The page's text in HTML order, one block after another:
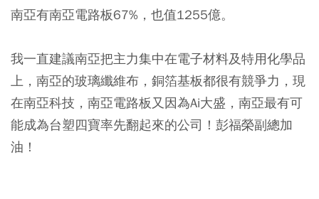
南亞有南亞電路板67%，也值1255億。
我一直建議南亞把主力集中在電子材料及特用化學品
上，南亞的玻璃纖維布，銅箔基板都很有競爭力，現
在南亞科技，南亞電路板又因為Ai大盛，南亞最有可
能成為台塑四寶率先翻起來的公司！彭福榮副總加
油！